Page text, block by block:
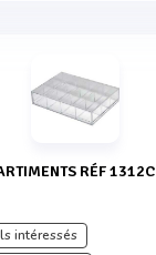
RÉF 1312C
intéressés